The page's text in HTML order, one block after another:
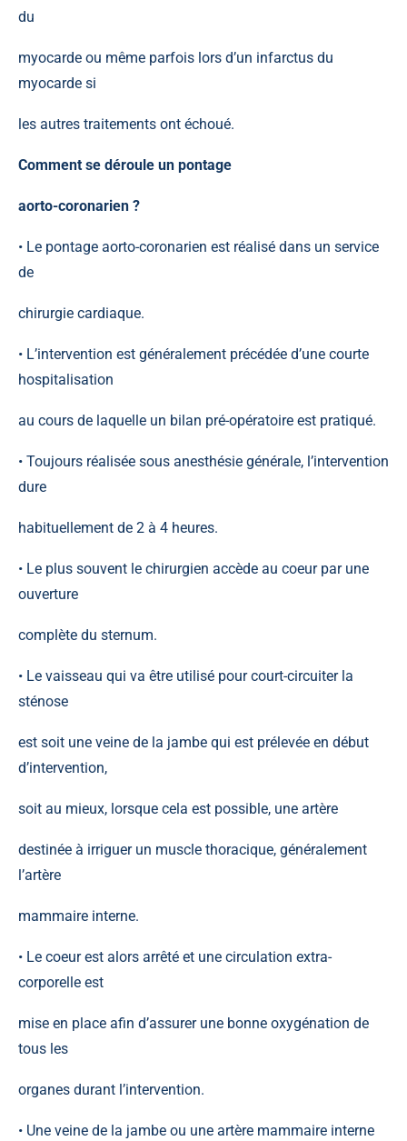
du
myocarde ou même parfois lors d’un infarctus du
myocarde si
les autres traitements ont échoué.
Comment se déroule un pontage
aorto-coronarien ?
• Le pontage aorto-coronarien est réalisé dans un service
de
chirurgie cardiaque.
• L’intervention est généralement précédée d’une courte
hospitalisation
au cours de laquelle un bilan pré-opératoire est pratiqué.
• Toujours réalisée sous anesthésie générale, l’intervention
dure
habituellement de 2 à 4 heures.
• Le plus souvent le chirurgien accède au coeur par une
ouverture
complète du sternum.
• Le vaisseau qui va être utilisé pour court-circuiter la
sténose
est soit une veine de la jambe qui est prélevée en début
d’intervention,
soit au mieux, lorsque cela est possible, une artère
destinée à irriguer un muscle thoracique, généralement
l’artère
mammaire interne.
• Le coeur est alors arrêté et une circulation extra-
corporelle est
mise en place afin d’assurer une bonne oxygénation de
tous les
organes durant l’intervention.
• Une veine de la jambe ou une artère mammaire interne